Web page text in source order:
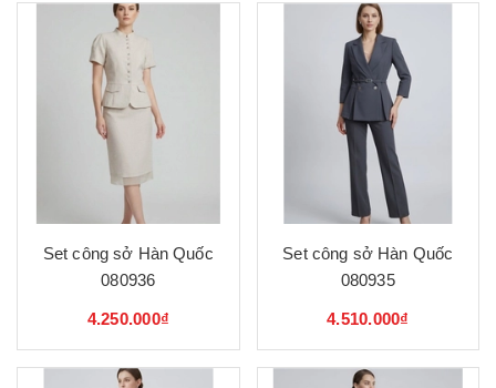
Set công sở Hàn Quốc
080936
4.250.000₫
Set công sở Hàn Quốc
080935
4.510.000₫